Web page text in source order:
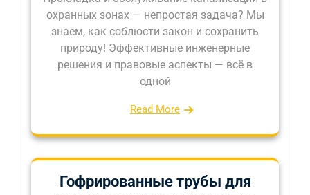
охранных зонах — непростая задача? Мы
знаем, как соблюсти закон и сохранить
природу! Эффективные инженерные
решения и правовые аспекты — всё в
одной
Read More
Гофрированные трубы для